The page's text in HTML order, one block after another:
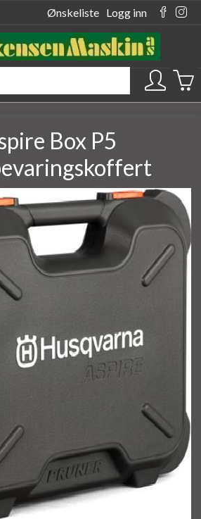
Ønskeliste Logg inn
Box P5